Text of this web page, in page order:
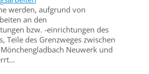
werden, aufgrund von
an den
bzw. -einrichtungen des
Teile des Grenzweges zwischen
Neuwerk und